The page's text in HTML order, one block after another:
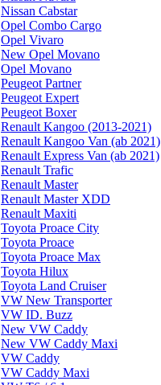
Nissan Cabstar
Opel Combo Cargo
Opel Vivaro
New Opel Movano
Opel Movano
Peugeot Partner
Peugeot Expert
Peugeot Boxer
Renault Kangoo (2013-2021)
Renault Kangoo Van (ab 2021)
Renault Express Van (ab 2021)
Renault Trafic
Renault Master
Renault Master XDD
Renault Maxiti
Toyota Proace City
Toyota Proace
Toyota Proace Max
Toyota Hilux
Toyota Land Cruiser
VW New Transporter
VW ID. Buzz
New VW Caddy
New VW Caddy Maxi
VW Caddy
VW Caddy Maxi